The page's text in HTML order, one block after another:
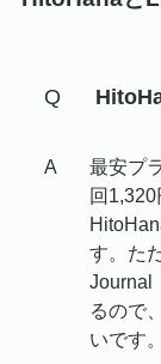
最安プ
回
す。た
Journal
るので
いです。